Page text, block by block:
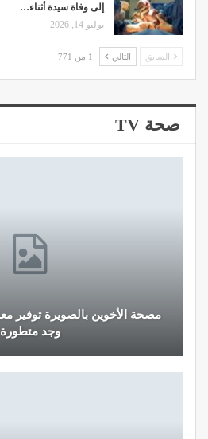
إلى وفاة سيدة أثناء…
يوليو 14, 2026
السابق التالي 1 من 771
صحة TV
مصحة الأخوين بالصويرة توفير
وجد متطورة